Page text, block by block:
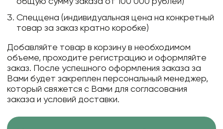
Спеццена (индивидуальная цена на конкретный
товар за заказ кратно коробке)
Добавляйте товар в корзину в необходимом
объеме, проходите регистрацию и оформляйте
заказ. После успешного оформления заказа за
Вами будет закреплен персональный менеджер,
который свяжется с Вами для согласования
заказа и условий доставки.